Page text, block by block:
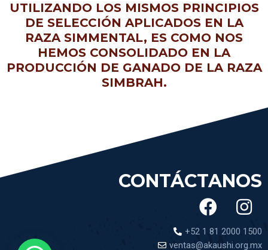
UTILIZANDO LOS MISMOS PRINCIPIOS
DE SELECCIÓN APLICADOS EN LA
RAZA SIMMENTAL, ES COMO NOS
HEMOS CONSOLIDADO EN LA
PRODUCCIÓN DE GANADO DE LA RAZA
SIMBRAH.
CONTÁCTANOS
+52 1 81 2000 1500
ventas@akaushi.org.mx